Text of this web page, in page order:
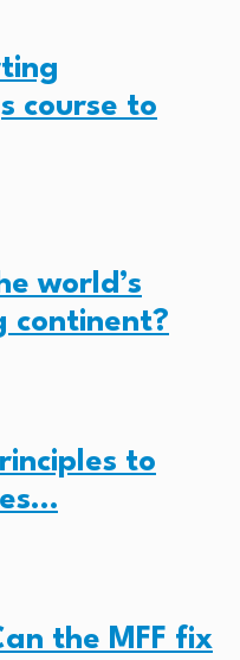
course to
world’s
continent?
to
the MFF fix